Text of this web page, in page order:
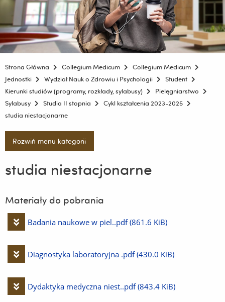
Strona Główna Collegium Medicum
Collegium Medicum
Jednostki
Wydział Nauk o Zdrowiu i Psychologii
Student
Kierunki studiów (programy, rozkłady, sylabusy)
Pielęgniarstwo
Sylabusy
Studia II stopnia
Cykl kształcenia 2023-2025
studia niestacjonarne
Rozwiń menu kategorii
studia niestacjonarne
Materiały do pobrania
Pobierz
Badania naukowe w piel..pdf (861.6 KiB)
Pobierz
Diagnostyka laboratoryjna .pdf (430.0 KiB)
Pobierz
Dydaktyka medyczna niest..pdf (843.4 KiB)